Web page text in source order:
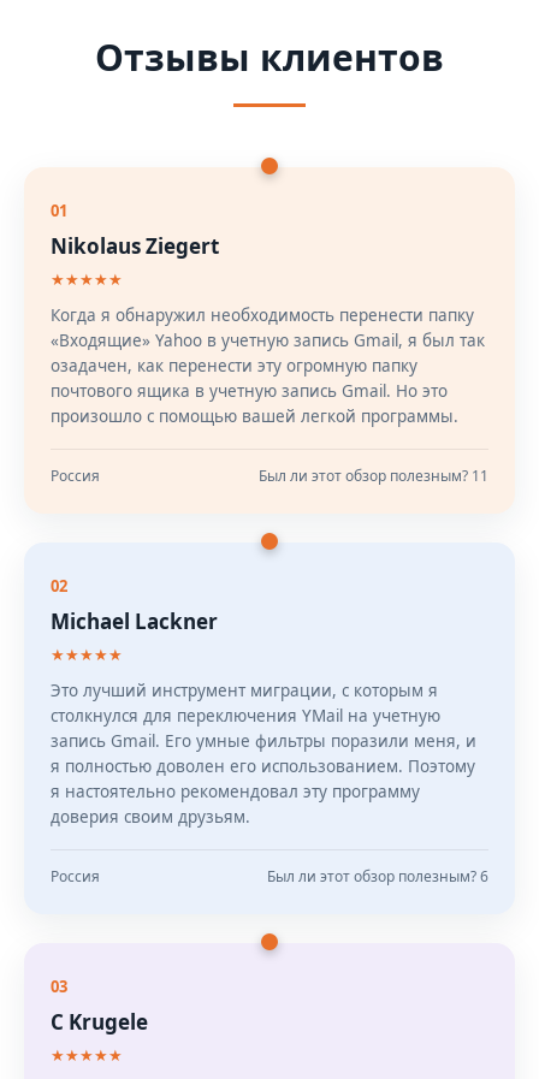
Отзывы клиентов
01
Nikolaus Ziegert
★★★★★
Когда я обнаружил необходимость перенести папку
«Входящие» Yahoo в учетную запись Gmail, я был так
озадачен, как перенести эту огромную папку
почтового ящика в учетную запись Gmail. Но это
произошло с помощью вашей легкой программы.
Россия Был ли этот обзор полезным? 11
02
Michael Lackner
★★★★★
Это лучший инструмент миграции, с которым я
столкнулся для переключения YMail на учетную
запись Gmail. Его умные фильтры поразили меня, и
я полностью доволен его использованием. Поэтому
я настоятельно рекомендовал эту программу
доверия своим друзьям.
Россия Был ли этот обзор полезным? 6
03
C Krugele
★★★★★